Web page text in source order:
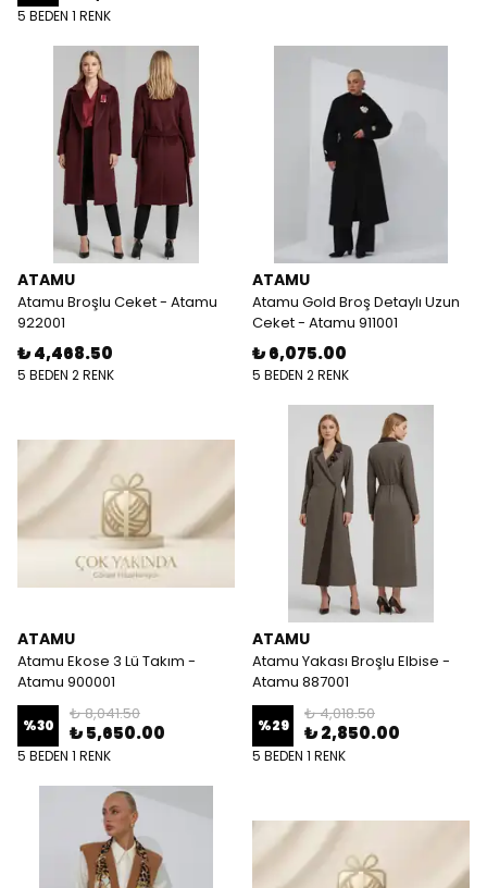
5 BEDEN 1 RENK
ATAMU
Atamu Broşlu Ceket - Atamu
922001
₺ 4,468.50
5 BEDEN 2 RENK
ATAMU
Atamu Gold Broş Detaylı Uzun
Ceket - Atamu 911001
₺ 6,075.00
5 BEDEN 2 RENK
ATAMU
Atamu Ekose 3 Lü Takım -
Atamu 900001
%30
₺ 8,041.50
₺ 5,650.00
5 BEDEN 1 RENK
ATAMU
Atamu Yakası Broşlu Elbise -
Atamu 887001
%29
₺ 4,018.50
₺ 2,850.00
5 BEDEN 1 RENK